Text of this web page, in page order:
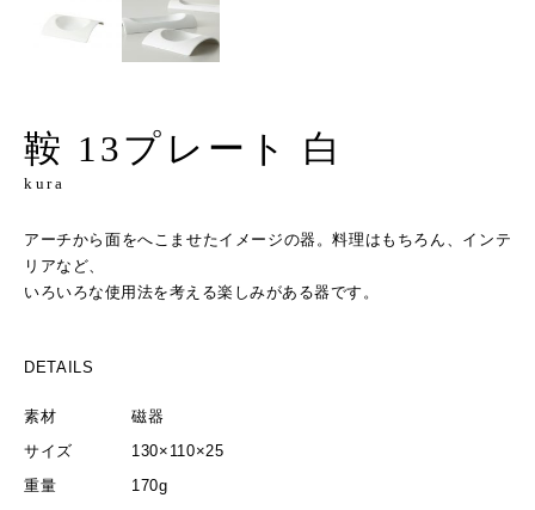
鞍 13プレート 白
kura
アーチから面をへこませたイメージの器。料理はもちろん、インテ
リアなど、
いろいろな使用法を考える楽しみがある器です。
DETAILS
素材
磁器
サイズ
130×110×25
重量
170g